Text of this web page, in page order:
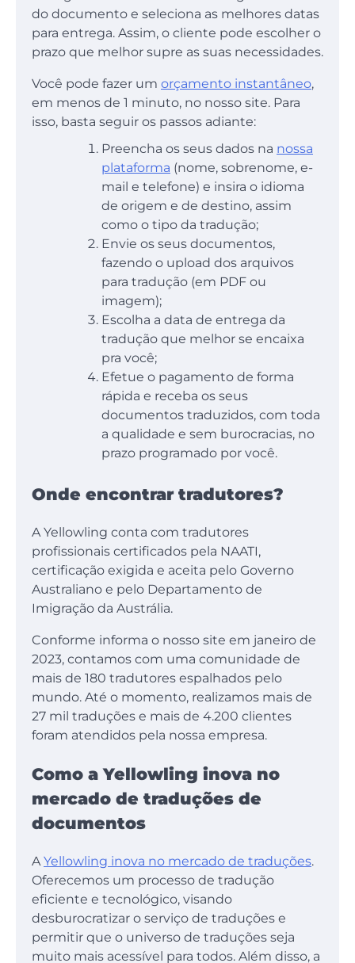
do documento e seleciona as melhores datas
para entrega. Assim, o cliente pode escolher o
prazo que melhor supre as suas necessidades.
Você pode fazer um orçamento instantâneo,
em menos de 1 minuto, no nosso site. Para
isso, basta seguir os passos adiante:
Preencha os seus dados na nossa
plataforma (nome, sobrenome, e-
mail e telefone) e insira o idioma
de origem e de destino, assim
como o tipo da tradução;
Envie os seus documentos,
fazendo o upload dos arquivos
para tradução (em PDF ou
imagem);
Escolha a data de entrega da
tradução que melhor se encaixa
pra você;
Efetue o pagamento de forma
rápida e receba os seus
documentos traduzidos, com toda
a qualidade e sem burocracias, no
prazo programado por você.
Onde encontrar tradutores?
A Yellowling conta com tradutores
profissionais certificados pela NAATI,
certificação exigida e aceita pelo Governo
Australiano e pelo Departamento de
Imigração da Austrália.
Conforme informa o nosso site em janeiro de
2023, contamos com uma comunidade de
mais de 180 tradutores espalhados pelo
mundo. Até o momento, realizamos mais de
27 mil traduções e mais de 4.200 clientes
foram atendidos pela nossa empresa.
Como a Yellowling inova no
mercado de traduções de
documentos
A Yellowling inova no mercado de traduções.
Oferecemos um processo de tradução
eficiente e tecnológico, visando
desburocratizar o serviço de traduções e
permitir que o universo de traduções seja
muito mais acessível para todos. Além disso, a